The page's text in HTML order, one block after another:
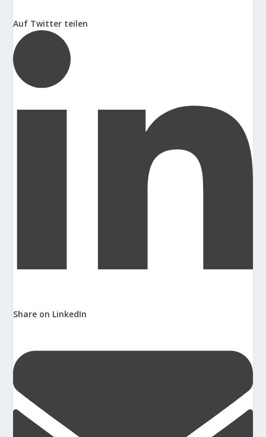
Auf Twitter teilen
Share on LinkedIn